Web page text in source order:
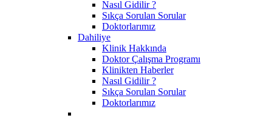
Nasıl Gidilir ?
Sıkça Sorulan Sorular
Doktorlarımız
Dahiliye
Klinik Hakkında
Doktor Çalışma Programı
Klinikten Haberler
Nasıl Gidilir ?
Sıkça Sorulan Sorular
Doktorlarımız